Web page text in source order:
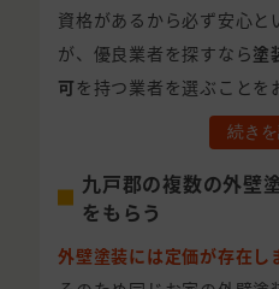
資格があるから必ず安心と
が、優良業者を探すなら塗
可 を持つ業者を選ぶことを
続き
九戸郡の複数の外壁
をもらう
外壁塗装には定価が存在し